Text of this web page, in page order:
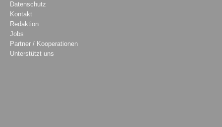
Datenschutz
Kontakt
Redaktion
Jobs
Partner / Kooperationen
Unterstützt uns